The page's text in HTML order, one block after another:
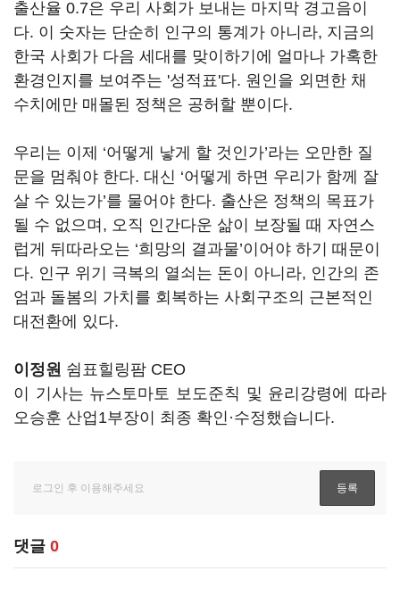
출산율 0.7은 우리 사회가 보내는 마지막 경고음이
다. 이 숫자는 단순히 인구의 통계가 아니라, 지금의
한국 사회가 다음 세대를 맞이하기에 얼마나 가혹한
환경인지를 보여주는 '성적표'다. 원인을 외면한 채
수치에만 매몰된 정책은 공허할 뿐이다.
우리는 이제 ‘어떻게 낳게 할 것인가’라는 오만한 질
문을 멈춰야 한다. 대신 ‘어떻게 하면 우리가 함께 잘
살 수 있는가’를 물어야 한다. 출산은 정책의 목표가
될 수 없으며, 오직 인간다운 삶이 보장될 때 자연스
럽게 뒤따라오는 ‘희망의 결과물’이어야 하기 때문이
다. 인구 위기 극복의 열쇠는 돈이 아니라, 인간의 존
엄과 돌봄의 가치를 회복하는 사회구조의 근본적인
대전환에 있다.
이정원 쉼표힐링팜 CEO
이 기사는 뉴스토마토 보도준칙 및 윤리강령에 따라
오승훈 산업1부장이 최종 확인·수정했습니다.
댓글 0